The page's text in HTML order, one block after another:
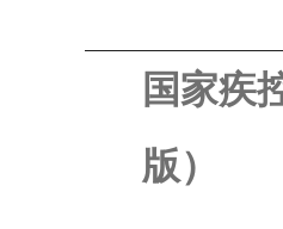
国家疾
版）